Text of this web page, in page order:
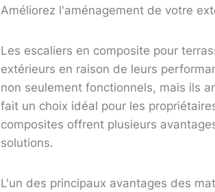
Améliorez l'aménagement de votre
Les escaliers en composite pour
extérieurs en raison de leurs
non seulement fonctionnels, mais ils
fait un choix idéal pour les
composites offrent plusieurs
solutions.
L'un des principaux avantages des